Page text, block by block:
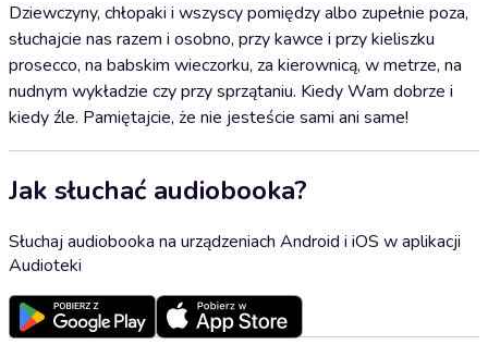
Dziewczyny, chłopaki i wszyscy pomiędzy albo zupełnie poza,
słuchajcie nas razem i osobno, przy kawce i przy kieliszku
prosecco, na babskim wieczorku, za kierownicą, w metrze, na
nudnym wykładzie czy przy sprzątaniu. Kiedy Wam dobrze i
kiedy źle. Pamiętajcie, że nie jesteście sami ani same!
Jak słuchać audiobooka?
Słuchaj audiobooka na urządzeniach Android i iOS w aplikacji
Audioteki